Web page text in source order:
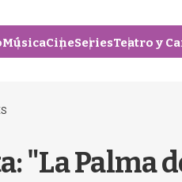
MúsicaCineSeriesTeatro y
"La Palma